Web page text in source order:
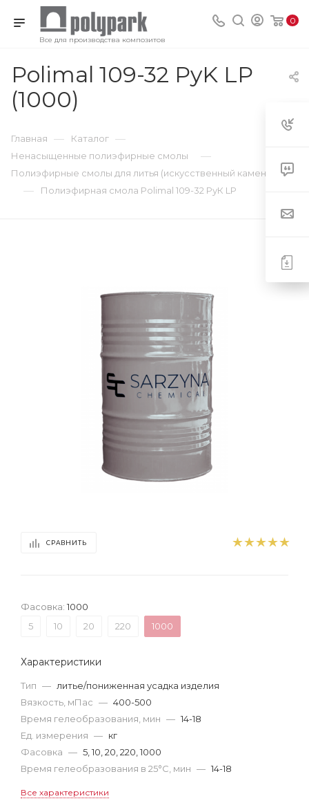
Все для производства композитов
0
Polimal 109-32 PyK LP
(1000)
Главная — Каталог —
Ненасыщенные полиэфирные смолы —
Полиэфирные смолы для литья (искусственный камень)
— Полиэфирная смола Polimal 109-32 РуК LP
СРАВНИТЬ
Фасовка: 1000
5
10 20 220 1000
Характеристики
Тип — литье/пониженная усадка изделия
Вязкость, мПас — 400-500
Время гелеобразования, мин — 14-18
Ед. измерения — кг
Фасовка — 5, 10, 20, 220, 1000
Время гелеобразования в 25°С, мин — 14-18
Все характеристики